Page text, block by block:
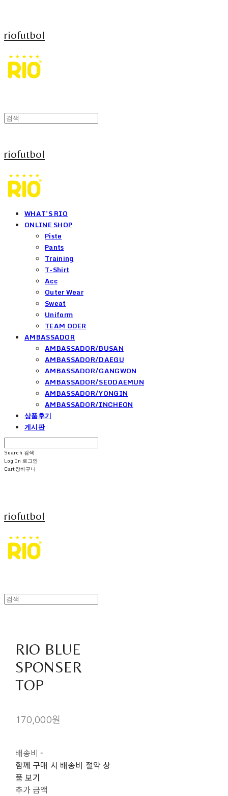
riofutbol
riofutbol
WHAT'S RIO
ONLINE SHOP
Piste
Pants
Training
T-Shirt
Acc
Outer Wear
Sweat
Uniform
TEAM ODER
AMBASSADOR
AMBASSADOR/BUSAN
AMBASSADOR/DAEGU
AMBASSADOR/GANGWON
AMBASSADOR/SEODAEMUN
AMBASSADOR/YONGIN
AMBASSADOR/INCHEON
상품후기
게시판
Search 검색
Log In 로그인
Cart장바구니
riofutbol
RIO BLUE
SPONSER
TOP
170,000원
배송비-
함께 구매 시 배송비 절약 상
품 보기
추가 금액